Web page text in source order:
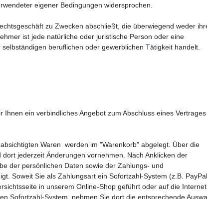
eigener Bedingungen widersprochen.
zu Zwecken abschließt, die überwiegend weder
ist jede natürliche oder juristische Person oder eine
beruflichen oder gewerblichen Tätigkeit handelt.
ein verbindliches Angebot zum Abschluss eines
Waren werden im "Warenkorb" abgelegt. Über die
jederzeit Änderungen vornehmen. Nach Anklicken der
der persönlichen Daten sowie der Zahlungs- und
Soweit Sie als Zahlungsart ein Sofortzahl-System (z.B. PayPal
in unserem Online-Shop geführt oder auf die
Sofortzahl-System, nehmen Sie dort die entsprechende